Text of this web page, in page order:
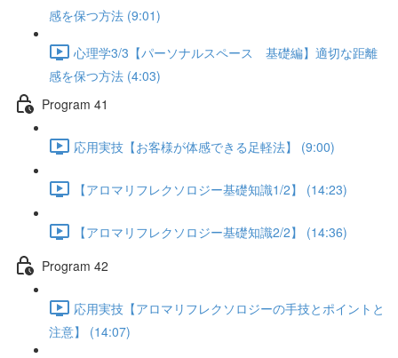
感を保つ方法 (9:01)
心理学3/3【パーソナルスペース 基礎編】適切な距離
感を保つ方法 (4:03)
Program 41
応用実技【お客様が体感できる足軽法】 (9:00)
【アロマリフレクソロジー基礎知識1/2】 (14:23)
【アロマリフレクソロジー基礎知識2/2】 (14:36)
Program 42
応用実技【アロマリフレクソロジーの手技とポイントと
注意】 (14:07)